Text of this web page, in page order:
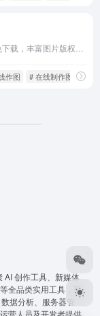
作图 # 在线制作图片
AI 创作工具、新媒体
全品类实用工具，覆
据分析、服务器管
营人员及开发者提供